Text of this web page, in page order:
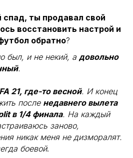
спад, ты продавал свой
восстановить настрой и
обратно?
был, и не некий, а довольно
.
21, где-то весной. И конец
после недавнего вылета
в 1/4 финала. На каждый
заново,
никак меня не дизморалят.
боевой.